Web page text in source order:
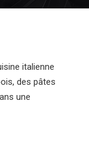
italienne
des pâtes
une